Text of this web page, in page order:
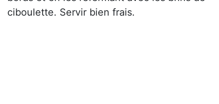
ciboulette. Servir bien frais.